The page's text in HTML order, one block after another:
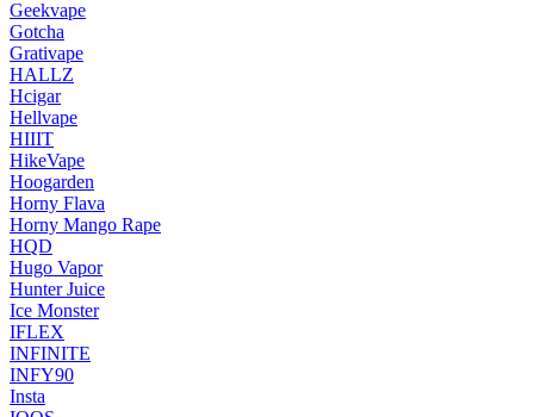
Geekvape
Gotcha
Grativape
HALLZ
Hcigar
Hellvape
HIIIT
HikeVape
Hoogarden
Horny Flava
Horny Mango Rape
HQD
Hugo Vapor
Hunter Juice
Ice Monster
IFLEX
INFINITE
INFY90
Insta